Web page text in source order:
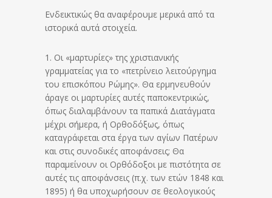
Ενδεικτικώς θα αναφέρουμε μερικά από τα
ιστορικά αυτά στοιχεία.
1. Οι «μαρτυρίες» της χριστιανικής
γραμματείας για το «πετρίνειο λειτούργημα
του επισκόπου Ρώμης». Θα ερμηνευθούν
άραγε οι μαρτυρίες αυτές παποκεντρικώς,
όπως διαλαμβάνουν τα παπικά Διατάγματα
μέχρι σήμερα, ή Ορθοδόξως, όπως
καταγράφεται στα έργα των αγίων Πατέρων
και στις συνοδικές αποφάνσεις; Θα
παραμείνουν οι Ορθόδοξοι με πιστότητα σε
αυτές τις αποφάνσεις (π.χ. των ετών 1848 και
1895) ή θα υποχωρήσουν σε θεολογικούς